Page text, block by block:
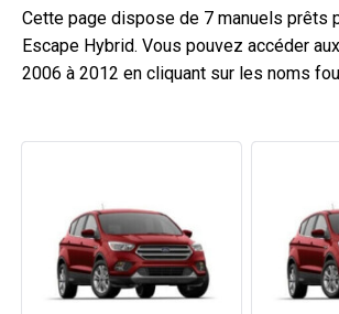
Cette page dispose de 7 manuels prêts
Escape Hybrid. Vous pouvez accéder
2006 à 2012 en cliquant sur les noms